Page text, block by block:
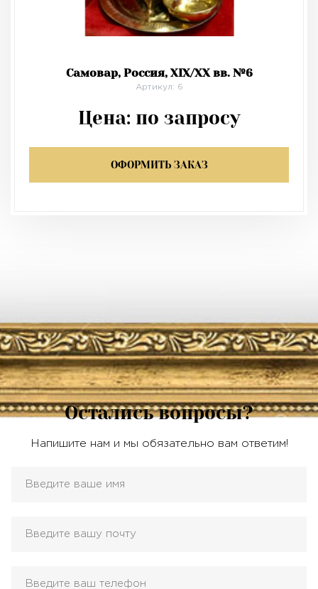
Самовар, Россия, XIX/XX вв. №6
Артикул: 6
Цена: по запросу
ОФОРМИТЬ ЗАКАЗ
Остались вопросы?
Напишите нам и мы обязательно вам ответим!